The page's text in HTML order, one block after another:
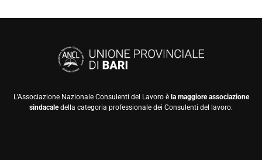
L’Associazione Nazionale Consulenti del Lavoro èla maggiore associazione
sindacaledella categoria professionale dei Consulenti del lavoro.